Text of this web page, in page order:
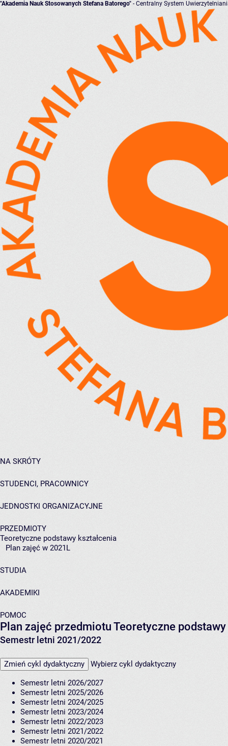
"Akademia Nauk Stosowanych Stefana Batorego" - Centralny System
NA SKRÓTY
STUDENCI, PRACOWNICY
JEDNOSTKI ORGANIZACYJNE
PRZEDMIOTY
Teoretyczne podstawy kształcenia
Plan zajęć w 2021L
STUDIA
AKADEMIKI
POMOC
Plan zajęć przedmiotu Teoretyczne
Semestr letni 2021/2022
Zmień cykl dydaktyczny Wybierz cykl dydaktyczny
Semestr letni 2026/2027
Semestr letni 2025/2026
Semestr letni 2024/2025
Semestr letni 2023/2024
Semestr letni 2022/2023
Semestr letni 2021/2022
Semestr letni 2020/2021